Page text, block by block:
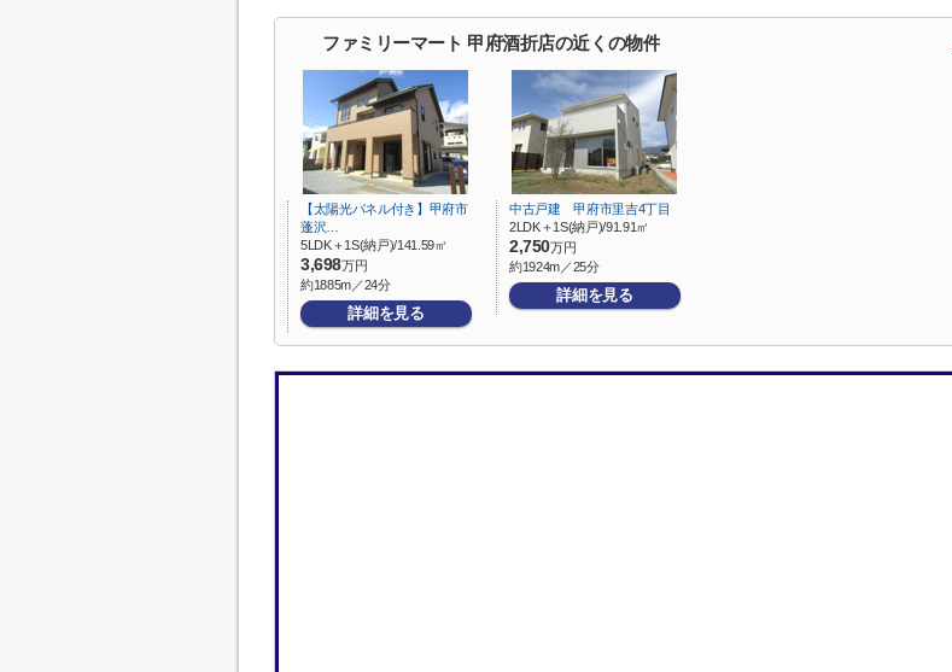
ファミリーマート 甲府酒折店の近くの物件
【太陽光パネル付き】甲府市
蓬沢…
5LDK＋1S(納戸)/141.59㎡
3,698万円
約1885m／24分
詳細を見る
中古戸建 甲府市里吉4丁目
2LDK＋1S(納戸)/91.91㎡
2,750万円
約1924m／25分
詳細を見る